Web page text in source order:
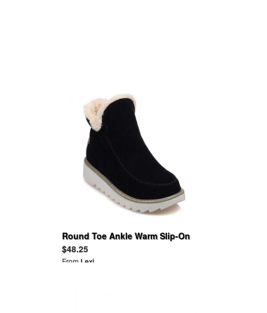
Round Toe Ankle Warm Slip-On
Flat Plush Boots
$48.25
From Lexi